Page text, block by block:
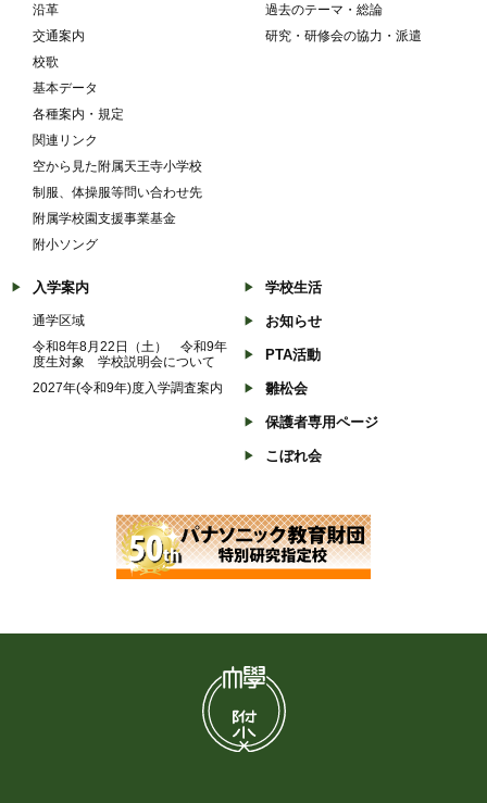
沿革
交通案内
校歌
基本データ
各種案内・規定
関連リンク
空から見た附属天王寺小学校
制服、体操服等問い合わせ先
附属学校園支援事業基金
附小ソング
過去のテーマ・総論
研究・研修会の協力・派遣
入学案内
通学区域
令和8年8月22日（土） 令和9年
度生対象 学校説明会について
2027年(令和9年)度入学調査案内
学校生活
お知らせ
PTA活動
雛松会
保護者専用ページ
こぼれ会